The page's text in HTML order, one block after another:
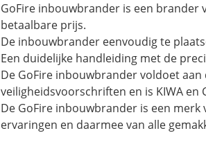
GoFire inbouwbrander is een brander
betaalbare prijs.
De inbouwbrander eenvoudig te
Een duidelijke handleiding met de
De GoFire inbouwbrander voldoet aan
veiligheidsvoorschriften en is KIWA en
De GoFire inbouwbrander is een
ervaringen en daarmee van alle